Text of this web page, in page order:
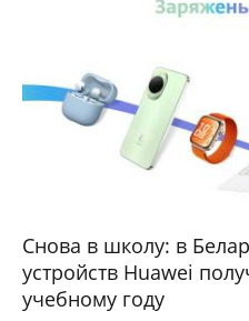
Снова в школу: в
устройств Huawei
учебному году